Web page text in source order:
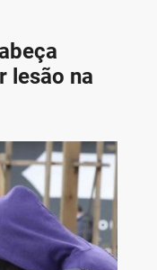
lesão na